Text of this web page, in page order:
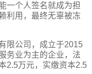
一个人签名就成为担
利用，最终无辜被冻
限公司，成立于2015
务业为主的企业，法
2.5万元，实缴资本2.5